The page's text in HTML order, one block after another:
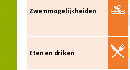
Zwemmogelijkheiden
Eten en driken